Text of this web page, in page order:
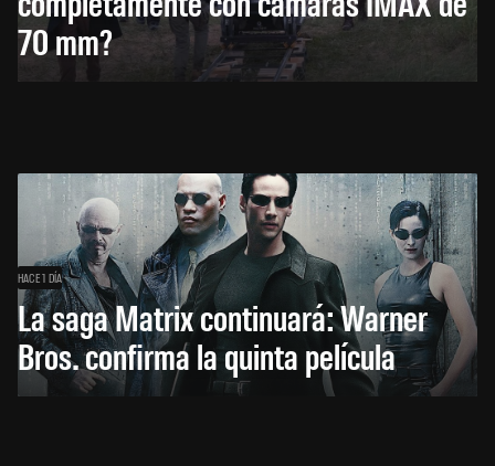
70 mm?
HACE 1 DÍA
La saga Matrix continuará: Warner
Bros. confirma la quinta película